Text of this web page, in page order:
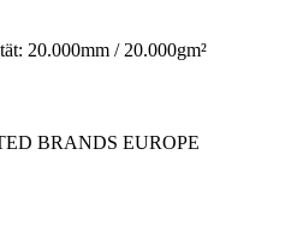
20.000mm / 20.000gm²
BRANDS EUROPE